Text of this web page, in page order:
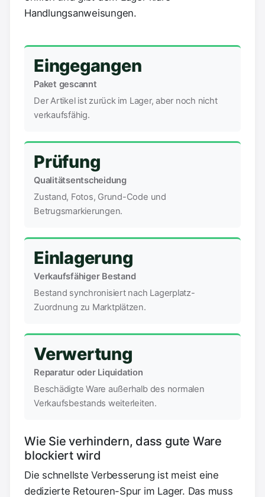
Handlungsanweisungen.
Eingegangen
Paket gescannt
Der Artikel ist zurück im Lager, aber noch nicht
verkaufsfähig.
Prüfung
Qualitätsentscheidung
Zustand, Fotos, Grund-Code und
Betrugsmarkierungen.
Einlagerung
Verkaufsfähiger Bestand
Bestand synchronisiert nach Lagerplatz-
Zuordnung zu Marktplätzen.
Verwertung
Reparatur oder Liquidation
Beschädigte Ware außerhalb des normalen
Verkaufsbestands weiterleiten.
Wie Sie verhindern, dass gute Ware
blockiert wird
Die schnellste Verbesserung ist meist eine
dedizierte Retouren-Spur im Lager. Das muss